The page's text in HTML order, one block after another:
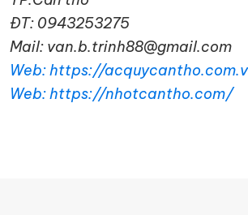
ĐT: 0943253275
Mail: van.b.trinh88@gmail.com
Web: https://
Web: https://nhotcantho.com/